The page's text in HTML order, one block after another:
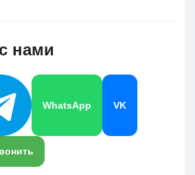
нами
WhatsApp VK